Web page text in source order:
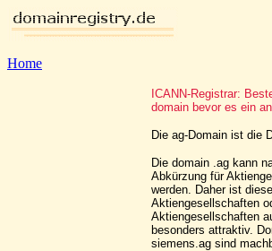
Home
ICANN-Registrar:
domain bevor es ein
Die ag-Domain ist die
Die domain .ag kann
Abkürzung für
werden. Daher ist
Aktiengesellschaften
Aktiengesellschaften
besonders attraktiv.
siemens.ag sind